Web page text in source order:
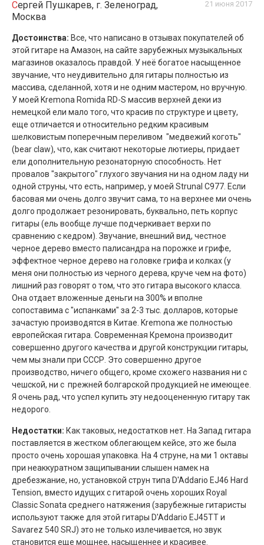
Сергей Пушкарев, г. Зеленоград,
Москва
21 июня 2017
Достоинства: Все, что написано в отзывах покупателей об
этой гитаре на Амазон, на сайте зарубежных музыкальных
магазинов оказалось правдой. У неё богатое насыщенное
звучание, что неудивительно для гитары полностью из
массива, сделанной, хотя и не одним мастером, но вручную.
У моей Kremona Romida RD-S массив верхней деки из
немецкой ели мало того, что красив по структуре и цвету,
еще отличается и относительно редким красивым
шелковистым поперечным переливом "медвежий коготь"
(bear claw), что, как считают некоторые лютиеры, придает
ели дополнительную резонаторную способность. Нет
провалов "закрытого" глухого звучания ни на одном ладу ни
одной струны, что есть, например, у моей Strunal C977. Если
басовая ми очень долго звучит сама, то на верхнее ми очень
долго продолжает резонировать, буквально, петь корпус
гитары (ель вообще лучше подчеркивает верхи по
сравнению с кедром). Звучание, внешний вид, честное
черное дерево вместо палисандра на порожке и грифе,
эффектное черное дерево на головке грифа и колках (у
меня они полностью из черного дерева, круче чем на фото)
лишний раз говорят о том, что это гитара высокого класса.
Она отдает вложенные деньги на 300% и вполне
сопоставима с "испанками" за 2-3 тыс. долларов, которые
зачастую производятся в Китае. Kremona же полностью
европейская гитара. Современная Кремона производит
совершенно другого качества и другой конструкции гитары,
чем мы знали при СССР. Это совершенно другое
производство, ничего общего, кроме схожего названия ни с
чешской, ни с прежней болгарской продукцией не имеющее.
Я очень рад, что успел купить эту недооцененную гитару так
недорого.
Недостатки: Как таковых, недостатков нет. На Запад гитара
поставляется в жестком облегающем кейсе, это же была
просто очень хорошая упаковка. На 4 струне, на ми 1 октавы
при неаккуратном защипывании слышен намек на
дребезжание, но, установкой струн типа D'Addario EJ46 Hard
Tension, вместо идущих с гитарой очень хороших Royal
Classic Sonata среднего натяжения (зарубежные гитаристы
используют также для этой гитары D'Addario EJ45TT и
Savarez 540 SRJ) это не только излечивается, но звук
становится еще мощнее, насыщеннее и красивее.